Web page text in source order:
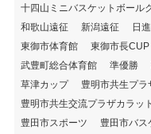
十四山ミニバスケットボール
和歌山遠征
新潟遠征 日
東御市体育館
東御市長CUP
武豊町総合体育館
準優勝
草津カップ
豊明市共生プラ
豊明市共生交流プラザカラット
豊田市スポーツ
豊田市バス